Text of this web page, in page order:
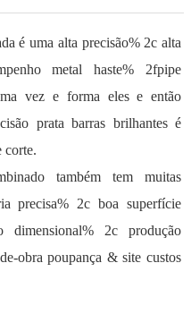
é uma alta precisão% 2c alta
metal haste% 2fpipe
vez e forma eles e então
prata barras brilhantes é
corte.
também tem muitas
precisa% 2c boa superfície
dimensional% 2c produção
obra poupança & site custos